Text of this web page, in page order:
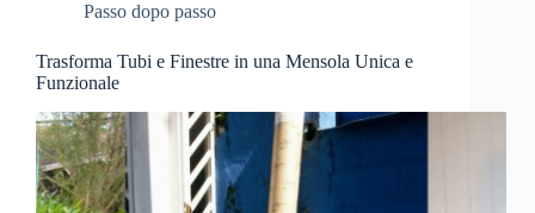
Passo dopo passo
Trasforma Tubi e Finestre in una Mensola Unica e
Funzionale